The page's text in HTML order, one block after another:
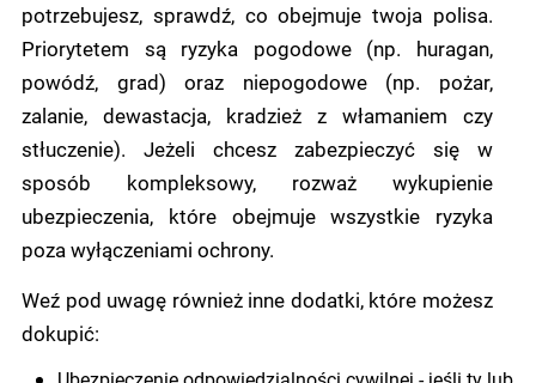
potrzebujesz, sprawdź, co obejmuje twoja polisa.
Priorytetem są ryzyka pogodowe (np. huragan,
powódź, grad) oraz niepogodowe (np. pożar,
zalanie, dewastacja, kradzież z włamaniem czy
stłuczenie). Jeżeli chcesz zabezpieczyć się w
sposób kompleksowy, rozważ wykupienie
ubezpieczenia, które obejmuje wszystkie ryzyka
poza wyłączeniami ochrony.
Weź pod uwagę również inne dodatki, które możesz
dokupić: